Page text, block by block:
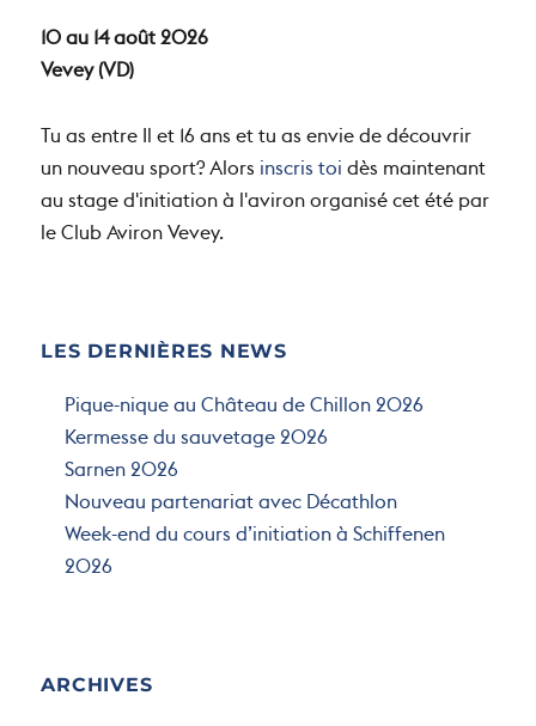
10 au 14 août 2026
Vevey (VD)
Tu as entre Il et 16 ans et tu as envie de découvrir
un nouveau sport? Alorsinscris toidès maintenant
au stage d'initiation à l'aviron organisé cet été par
le Club Aviron Vevey.
LES DERNIÈRES NEWS
Pique-nique au Château de Chillon 2026
Kermesse du sauvetage 2026
Sarnen 2026
Nouveau partenariat avec Décathlon
Week-end du cours d’initiation à Schiffenen
2026
ARCHIVES